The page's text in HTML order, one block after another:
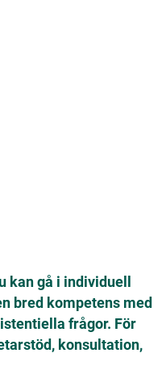
gå i individuell
bred kompetens med
frågor. För
konsultation,